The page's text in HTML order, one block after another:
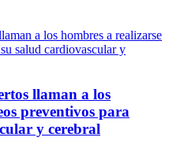
llaman a los
preventivos para
y cerebral